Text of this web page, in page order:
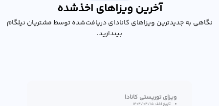
آخرین ویزاهای اخذشده
نگاهی به جدیدترین ویزاهای کانادای دریافت‌شده توسط مشتریان نیلگام
بیندازید.
ویزای توریستی کانادا
تاریخ اخذ: